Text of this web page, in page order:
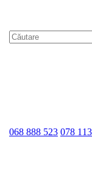
068 888 523 078